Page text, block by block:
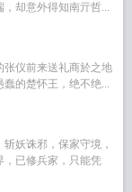
却意外得知南亓哲...
张仪前来送礼商於之地
的楚怀王，绝不绝...
妖诛邪，保家守境，
，已修兵家，只能凭